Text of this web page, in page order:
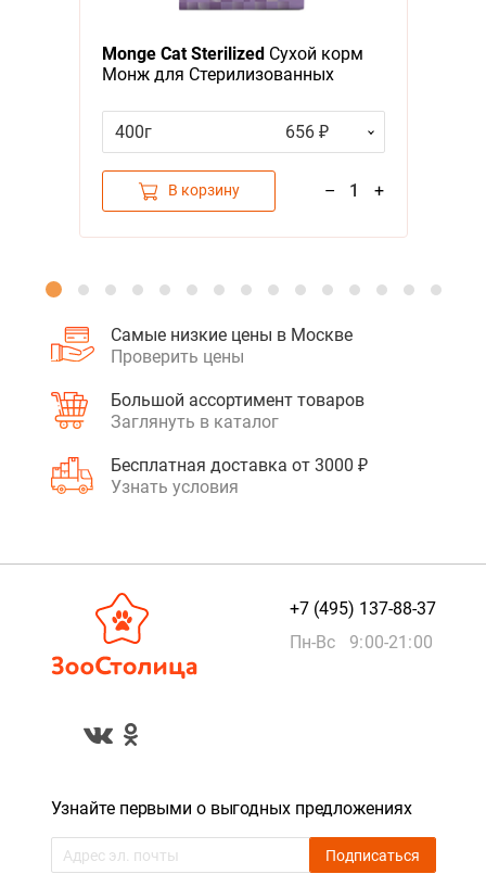
Monge Cat SterilizedСухой корм
Монж для Стерилизованных
400г
656 ₽
В корзину – 1 +
Самые низкие цены в Москве
Проверить цены
Большой ассортимент товаров
Заглянуть в каталог
Бесплатная доставка от 3000 ₽
Узнать условия
+7 (495) 137-88-37
Пн-Вс 9:00-21:00
Узнайте первыми о выгодных предложениях
Подписаться